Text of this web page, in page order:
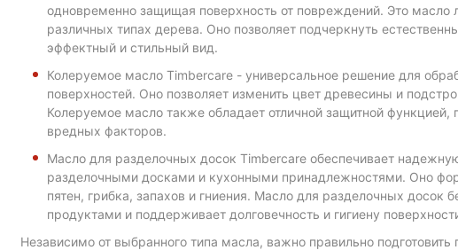
одновременно защищая поверхность от повреждений. Это масло
различных типах дерева. Оно позволяет подчеркнуть
эффектный и стильный вид.
Колеруемое масло Timbercare - универсальное решение для
поверхностей. Оно позволяет изменить цвет древесины и
Колеруемое масло также обладает отличной защитной функцией,
вредных факторов.
Масло для разделочных досок Timbercare обеспечивает
разделочными досками и кухонными принадлежностями. Оно
пятен, грибка, запахов и гниения. Масло для разделочных досок
продуктами и поддерживает долговечность и гигиену
Независимо от выбранного типа масла, важно правильно